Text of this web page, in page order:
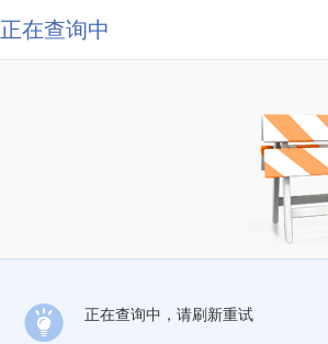
正在查询中
正在查询中，请刷新重试